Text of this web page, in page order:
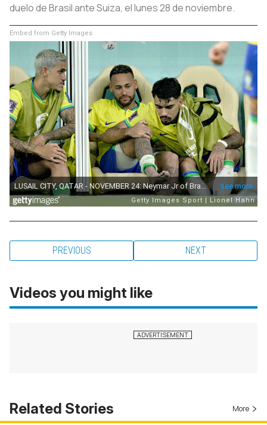
duelo de Brasil ante Suiza, el lunes 28 de noviembre.
Embed from Getty Images
PREVIOUS NEXT
Videos you might like
Related Stories More